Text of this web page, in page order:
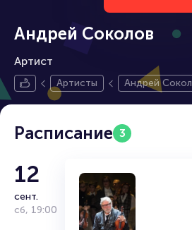
Андрей Соколов
Артист
Артисты Андрей
Расписание 3
12
сент.
сб, 19:00